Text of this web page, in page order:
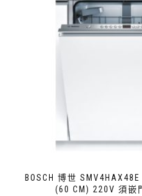
BOSCH 博世
(60 CM) 220V 須嵌